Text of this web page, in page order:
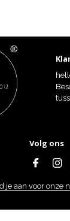
Volg ons
je aan voor onze